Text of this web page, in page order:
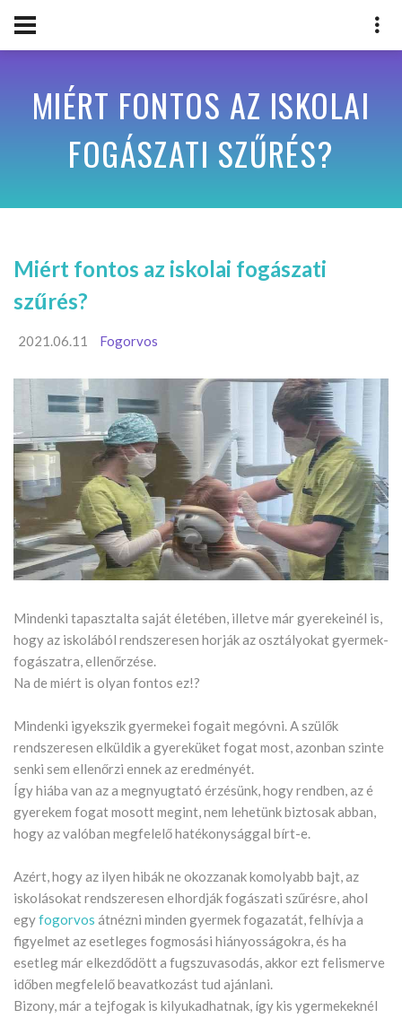
MIÉRT FONTOS AZ ISKOLAI
FOGÁSZATI SZŰRÉS?
Miért fontos az iskolai fogászati
szűrés?
2021.06.11 Fogorvos
Mindenki tapasztalta saját életében, illetve már gyerekeinél is,
hogy az iskolából rendszeresen horják az osztályokat gyermek-
fogászatra, ellenőrzése.
Na de miért is olyan fontos ez!?
Mindenki igyekszik gyermekei fogait megóvni. A szülők
rendszeresen elküldik a gyereküket fogat most, azonban szinte
senki sem ellenőrzi ennek az eredményét.
Így hiába van az a megnyugtató érzésünk, hogy rendben, az é
gyerekem fogat mosott megint, nem lehetünk biztosak abban,
hogy az valóban megfelelő hatékonysággal bírt-e.
Azért, hogy az ilyen hibák ne okozzanak komolyabb bajt, az
iskolásokat rendszeresen elhordják fogászati szűrésre, ahol
egyfogorvos átnézni minden gyermek fogazatát, felhívja a
figyelmet az esetleges fogmosási hiányosságokra, és ha
esetleg már elkezdődött a fugszuvasodás, akkor ezt felismerve
időben megfelelő beavatkozást tud ajánlani.
Bizony, már a tejfogak is kilyukadhatnak, így kis ygermekeknél